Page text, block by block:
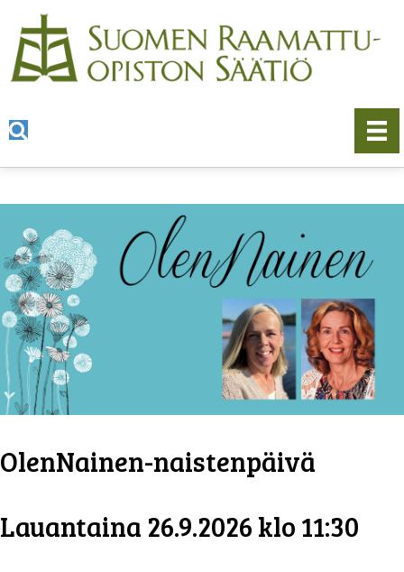
OlenNainen-naistenpäivä
Lauantaina 26.9.2026 klo 11:30